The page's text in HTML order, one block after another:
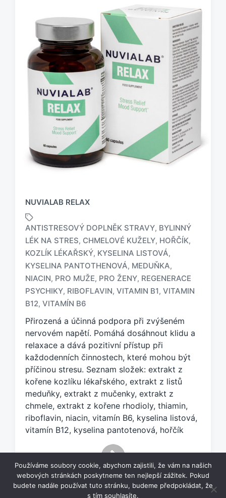
NUVIALAB RELAX
O
z
n
č
e
n
t
a
g
e
m
:
ANTISTRESOVÝ DOPLNĚK STRAVY, BYLINNÝ
LÉK NA STRES, CHMELOVÉ KUŽELY, HOŘČÍK,
KOZLÍK LÉKAŘSKÝ, KYSELINA LISTOVÁ,
KYSELINA PANTOTHENOVÁ, MEDUŇKA,
NIACIN, PRO MUŽE, PRO ŽENY, REGENERACE
PSYCHIKY, RIBOFLAVIN, VITAMIN B1, VITAMIN
B12, VITAMÍN B6
Přirozená a účinná podpora při zvýšeném
nervovém napětí. Pomáhá dosáhnout klidu a
relaxace a dává pozitivní přístup při
každodenních činnostech, které mohou být
příčinou stresu. Seznam složek: extrakt z
kořene kozlíku lékařského, extrakt z listů
meduňky, extrakt z mučenky, extrakt z
chmele, extrakt z kořene rhodioly, thiamin,
riboflavin, niacin, vitamín B6, kyselina listová,
vitamín B12, kyselina pantotenová, hořčík
Používáme soubory cookie, abychom zajistili, že vám na našich
webových stránkách poskytneme ten nejlepší zážitek. Pokud
budete nadále používat tuto stránku, budeme předpokládat, že
s tím souhlasíte.